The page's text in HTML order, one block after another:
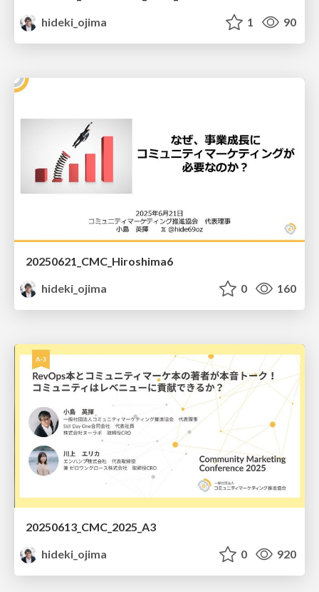
hideki_ojima
1 90
20250621_CMC_Hiroshima6
hideki_ojima
0 160
20250613_CMC_2025_A3
hideki_ojima
0 920